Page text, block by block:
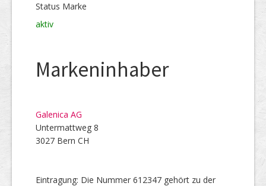
Status Marke
aktiv
Markeninhaber
Galenica AG
Untermattweg 8
3027 Bern CH
Eintragung: Die Nummer 612347 gehört zu der